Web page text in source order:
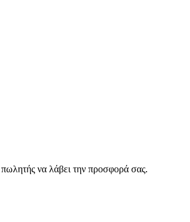
να λάβει την προσφορά σας.